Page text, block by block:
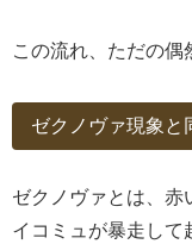
この流れ、ただの偶
ゼクノヴァ現象と
ゼクノヴァとは、赤
イコミュが暴走して